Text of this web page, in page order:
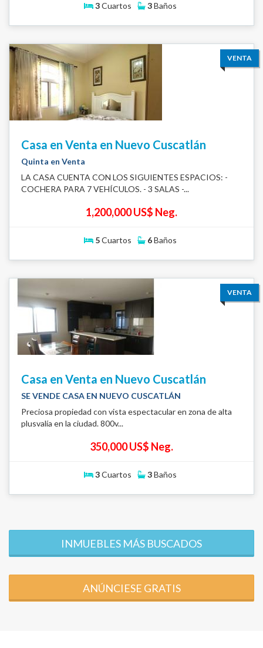
3Cuartos 3Baños
VENTA
Casa en Venta en Nuevo Cuscatlán
Quinta en Venta
LA CASA CUENTA CON LOS SIGUIENTES ESPACIOS: -
COCHERA PARA 7 VEHÍCULOS. - 3 SALAS -...
1,200,000 US$ Neg.
5Cuartos 6Baños
VENTA
Casa en Venta en Nuevo Cuscatlán
SE VENDE CASA EN NUEVO CUSCATLÁN
Preciosa propiedad con vista espectacular en zona de alta
plusvalía en la ciudad. 800v...
350,000 US$ Neg.
3Cuartos 3Baños
INMUEBLES MÁS BUSCADOS
ANÚNCIESE GRATIS